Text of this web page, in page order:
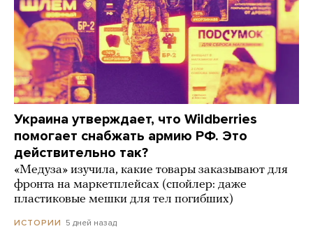
Украина утверждает, что Wildberries
помогает снабжать армию РФ. Это
действительно так?
«Медуза» изучила, какие товары заказывают для
фронта на маркетплейсах (спойлер: даже
пластиковые мешки для тел погибших)
ИСТОРИИ 5 дней назад